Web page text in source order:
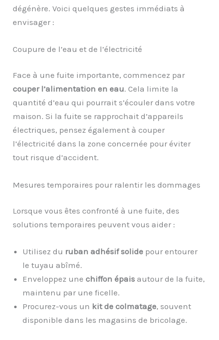
dégénère. Voici quelques gestes immédiats à
envisager :
Coupure de l’eau et de l’électricité
Face à une fuite importante, commencez par
couper l’alimentation en eau. Cela limite la
quantité d’eau qui pourrait s’écouler dans votre
maison. Si la fuite se rapprochait d’appareils
électriques, pensez également à couper
l’électricité dans la zone concernée pour éviter
tout risque d’accident.
Mesures temporaires pour ralentir les dommages
Lorsque vous êtes confronté à une fuite, des
solutions temporaires peuvent vous aider :
Utilisez du ruban adhésif solide pour entourer
le tuyau abîmé.
Enveloppez unechiffon épais autour de la fuite,
maintenu par une ficelle.
Procurez-vous un kit de colmatage, souvent
disponible dans les magasins de bricolage.